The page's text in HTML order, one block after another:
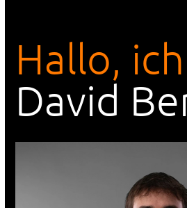
Hallo,
David